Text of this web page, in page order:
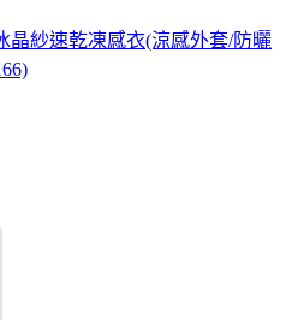
晶紗速乾凍感衣(涼感外套/防曬